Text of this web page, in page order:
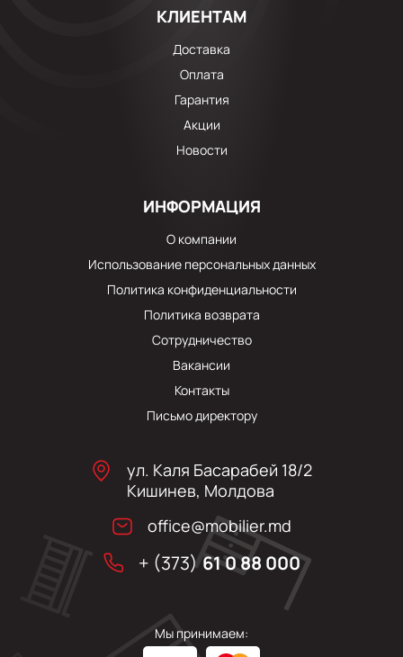
КЛИЕНТАМ
Доставка
Оплата
Гарантия
Акции
Новости
ИНФОРМАЦИЯ
О компании
Использование персональных данных
Политика конфиденциальности
Политика возврата
Сотрудничество
Вакансии
Контакты
Письмо директору
ул. Каля Басарабей 18/2
Кишинев, Молдова
office@mobilier.md
+ (373)61 0 88 000
Мы принимаем: